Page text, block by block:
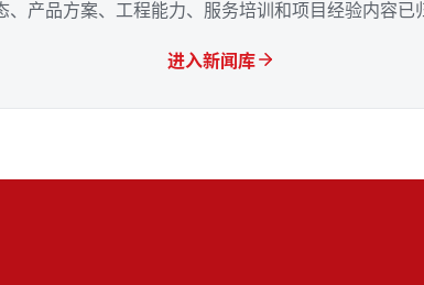
、产品方案、工程能力、服务培训和项目经验内容已
进入新闻库